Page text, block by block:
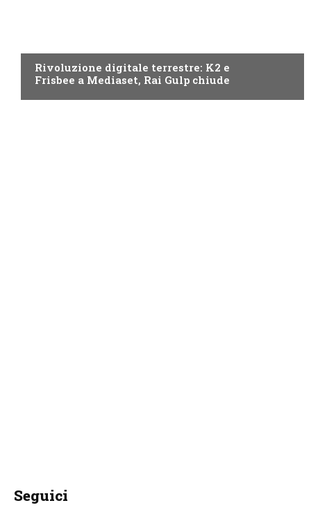
Rivoluzione digitale terrestre: K2 e
Frisbee a Mediaset, Rai Gulp chiude
Seguici